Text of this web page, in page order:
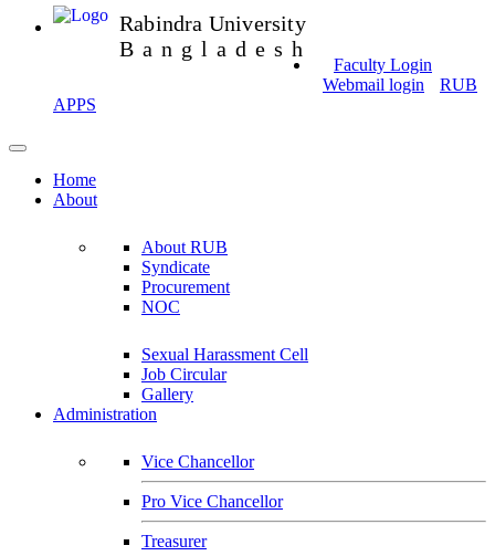
Rabindra University
Bangladesh
Faculty Login
Webmail login
RUB
APPS
Home
About
About RUB
Syndicate
Procurement
NOC
Sexual Harassment Cell
Job Circular
Gallery
Administration
Vice Chancellor
Pro Vice Chancellor
Treasurer